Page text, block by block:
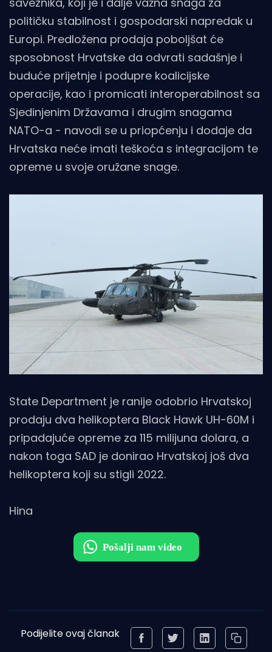
političku stabilnost i gospodarski napredak u
Europi. Predložena prodaja poboljšat će
sposobnost Hrvatske da odvrati sadašnje i
buduće prijetnje i podupre koalicijske
operacije, kao i promicati interoperabilnost sa
Sjedinjenim Državama i drugim snagama
NATO-a - navodi se u priopćenju i dodaje da
Hrvatska neće imati teškoća s integracijom te
opreme u svoje oružane snage.
State Department je ranije odobrio Hrvatskoj
prodaju dva helikoptera Black Hawk UH-60M i
pripadajuće opreme za 115 milijuna dolara, a
nakon toga SAD je donirao Hrvatskoj još dva
helikoptera koji su stigli 2022.
Hina
Podijelite ovaj članak